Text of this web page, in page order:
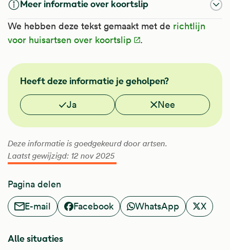
Meer informatie over koortslip
We hebben deze tekst gemaakt met de richtlijn
voor huisartsen over koortslip
.
NHG
Heeft deze informatie je geholpen?
Vond je deze informatie nuttig?
Ja Nee
Deze informatie is goedgekeurd door artsen.
Laatst gewijzigd: 12 nov 2025
Pagina delen
E-mail
Facebook WhatsApp X
Alle situaties